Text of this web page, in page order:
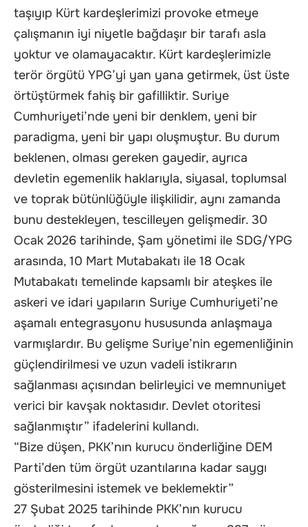
taşıyıp Kürt kardeşlerimizi provoke etmeye
çalışmanın iyi niyetle bağdaşır bir tarafı asla
yoktur ve olamayacaktır. Kürt kardeşlerimizle
terör örgütü YPG’yi yan yana getirmek, üst üste
örtüştürmek fahiş bir gafilliktir. Suriye
Cumhuriyeti’nde yeni bir denklem, yeni bir
paradigma, yeni bir yapı oluşmuştur. Bu durum
beklenen, olması gereken gayedir, ayrıca
devletin egemenlik haklarıyla, siyasal, toplumsal
ve toprak bütünlüğüyle ilişkilidir, aynı zamanda
bunu destekleyen, tescilleyen gelişmedir. 30
Ocak 2026 tarihinde, Şam yönetimi ile SDG/YPG
arasında, 10 Mart Mutabakatı ile 18 Ocak
Mutabakatı temelinde kapsamlı bir ateşkes ile
askeri ve idari yapıların Suriye Cumhuriyeti’ne
aşamalı entegrasyonu hususunda anlaşmaya
varmışlardır. Bu gelişme Suriye’nin egemenliğinin
güçlendirilmesi ve uzun vadeli istikrarın
sağlanması açısından belirleyici ve memnuniyet
verici bir kavşak noktasıdır. Devlet otoritesi
sağlanmıştır” ifadelerini kullandı.
“Bize düşen, PKK’nın kurucu önderliğine DEM
Parti’den tüm örgüt uzantılarına kadar saygı
gösterilmesini istemek ve beklemektir”
27 Şubat 2025 tarihinde PKK’nın kurucu